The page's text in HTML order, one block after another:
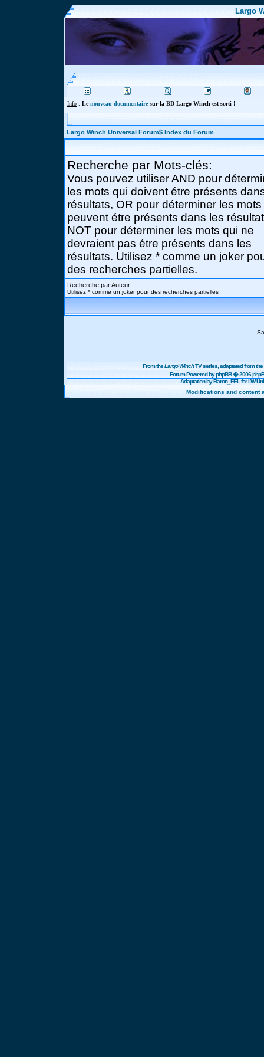
Largo
Info : Lenouveau documentairesur la BD Largo Winch est sorti !
Largo Winch Universal Forum$ Index du Forum
Recherche par Mots-clés:
Vous pouvez utiliserAND pour
les mots qui doivent étre présents
résultats, OR pour déterminer les
peuvent étre présents dans les
NOT pour déterminer les mots qui ne
devraient pas étre présents dans les
résultats. Utilisez * comme un joker
des recherches partielles.
Recherche par Auteur:
Utilisez * comme un joker pour des recherches partielles
From theLargo WinchTV series, adaptated from
Forum Powered byphpBB� 2006
Adaptation by Baron_FEL for LW
Modifications and content